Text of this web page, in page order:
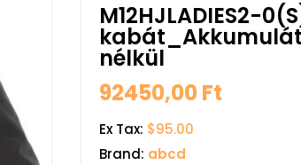
M12HJLADIES2-
nélkül
92450,00Ft
Ex Tax: $95.00
Brand: abcd